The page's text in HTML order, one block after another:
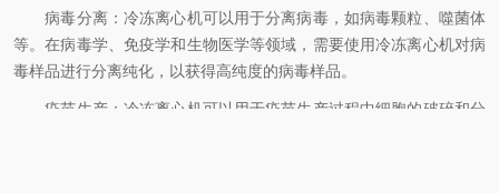
病毒分离：冷冻离心机可以用于分离病毒，如病毒颗粒、噬菌体
等。在病毒学、免疫学和生物医学等领域，需要使用冷冻离心机对病
毒样品进行分离纯化，以获得高纯度的病毒样品。
疫苗生产：冷冻离心机可以用于疫苗生产过程中细胞的破碎和分